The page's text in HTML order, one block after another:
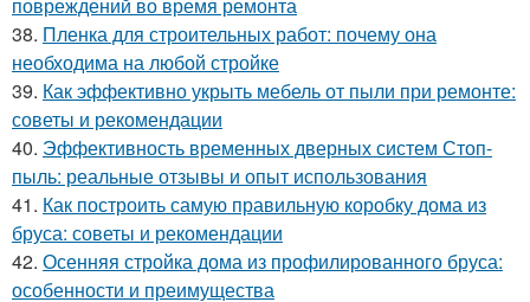
38. Пленка для строительных работ: почему она
необходима на любой стройке
39. Как эффективно укрыть мебель от пыли при ремонте:
советы и рекомендации
40. Эффективность временных дверных систем Стоп-
пыль: реальные отзывы и опыт использования
41. Как построить самую правильную коробку дома из
бруса: советы и рекомендации
42. Осенняя стройка дома из профилированного бруса:
особенности и преимущества